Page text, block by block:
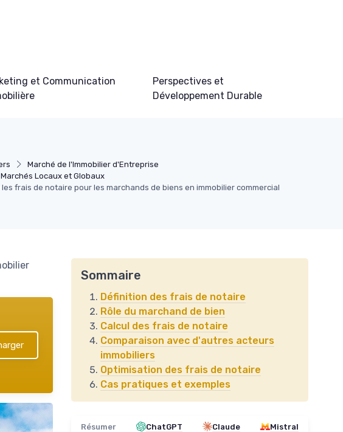
et Communication
Perspectives et
Développement Durable
Marché de l'Immobilier d'Entreprise
Locaux et Globaux
frais de notaire pour les marchands de biens en immobilier commercial
Sommaire
Définition des frais de notaire
Rôle du marchand de bien
Calcul des frais de notaire
Comparaison avec d'autres acteurs
immobiliers
Optimisation des frais de notaire
Cas pratiques et exemples
Résumer ChatGPT Claude Mistral